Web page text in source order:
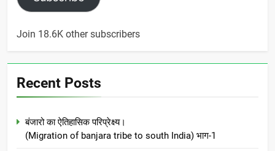
Join 18.6K other subscribers
Recent Posts
बंजारो का ऐतिहासिक परिप्रेक्ष्य।
(Migration of banjara tribe to south India) भाग-1